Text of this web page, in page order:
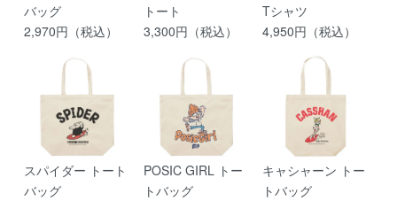
バッグ
2,970円（税込）
トート
3,300円（税込）
Tシャツ
4,950円（税込）
スパイダー トート
バッグ
POSIC GIRL トー
トバッグ
キャシャーン トー
トバッグ